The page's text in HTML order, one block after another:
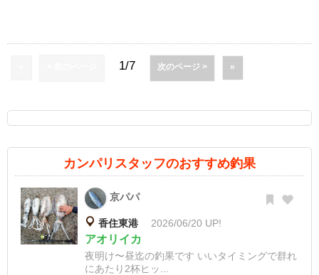
1/7 次のページ > »
カンパリスタッフのおすすめ釣果
京パパ
香住東港 2026/06/20 UP!
アオリイカ
夜明け〜昼迄の釣果です いいタイミングで群れ
にあたり2杯ヒッ...